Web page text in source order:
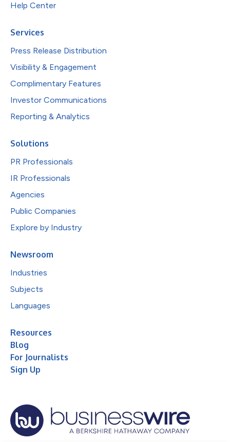
Help Center
Services
Press Release Distribution
Visibility & Engagement
Complimentary Features
Investor Communications
Reporting & Analytics
Solutions
PR Professionals
IR Professionals
Agencies
Public Companies
Explore by Industry
Newsroom
Industries
Subjects
Languages
Resources
Blog
For Journalists
Sign Up